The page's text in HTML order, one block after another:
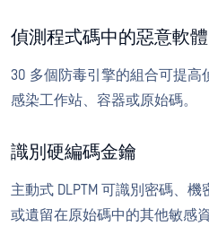
偵測程式碼中的惡意軟體
30 多個防毒引擎的組合可提高
感染工作站、容器或原始碼。
識別硬編碼金鑰
主動式 DLPTM 可識別密碼、機
或遺留在原始碼中的其他敏感資